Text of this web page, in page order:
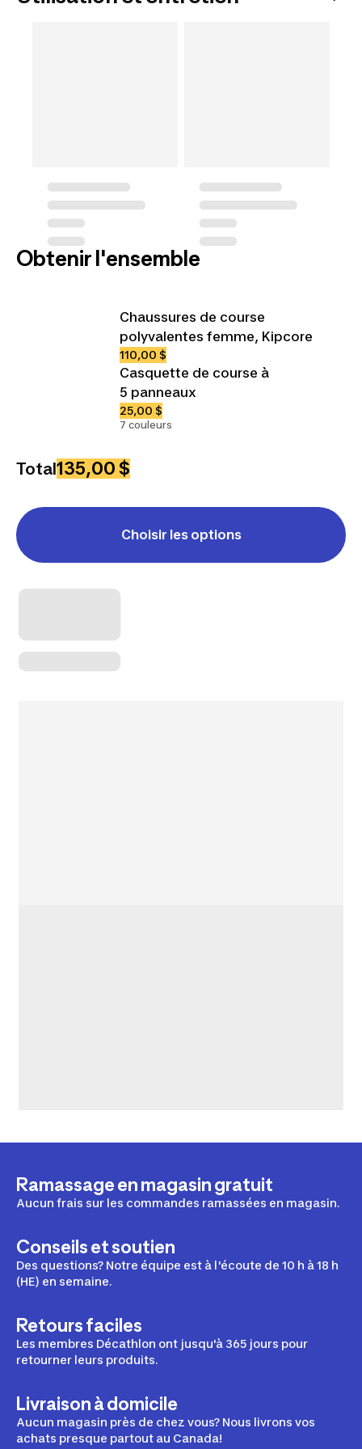
Obtenir l'ensemble
Chaussures de course
polyvalentes femme, Kipcore
110,00 $
Casquette de course à
5 panneaux
25,00 $
7 couleurs
Total135,00 $
Choisir les options
Ramassage en magasin gratuit
Aucun frais sur les commandes ramassées en magasin.
Conseils et soutien
Des questions? Notre équipe est à l'écoute de 10 h à 18 h
(HE) en semaine.
Retours faciles
Les membres Décathlon ont jusqu'à 365 jours pour
retourner leurs produits.
Livraison à domicile
Aucun magasin près de chez vous? Nous livrons vos
achats presque partout au Canada!